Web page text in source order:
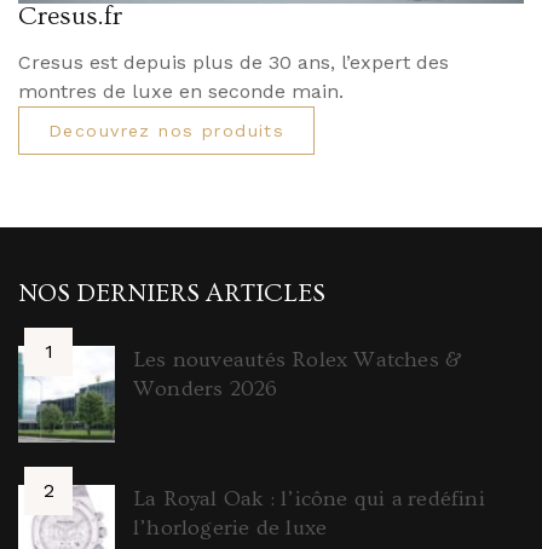
Cresus.fr
Cresus est depuis plus de 30 ans, l’expert des
montres de luxe en seconde main.
Decouvrez nos produits
NOS DERNIERS ARTICLES
Les nouveautés Rolex Watches &
Wonders 2026
La Royal Oak : l’icône qui a redéfini
l’horlogerie de luxe